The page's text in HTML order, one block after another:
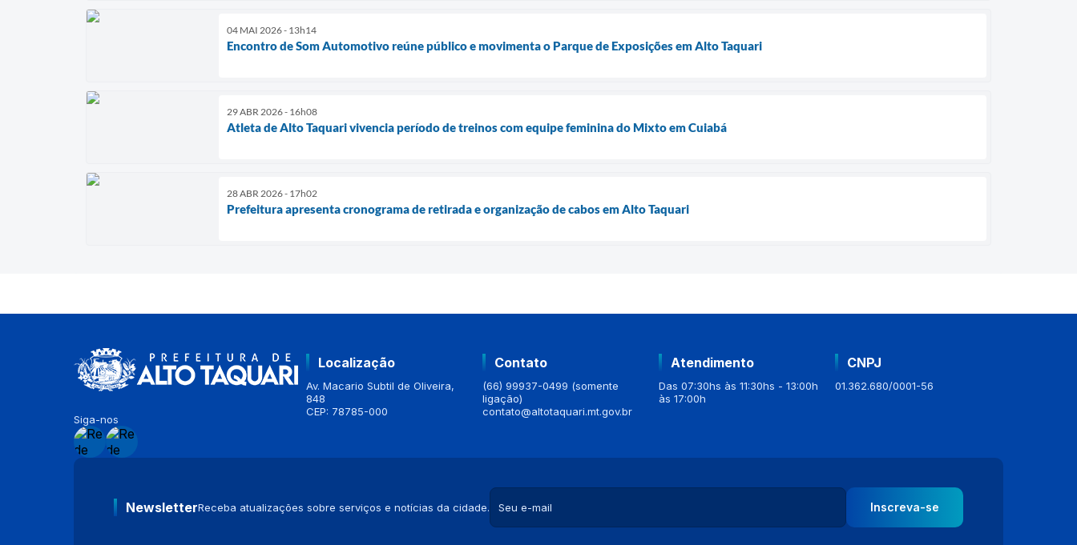
04 MAI 2026 - 13h14
Encontro de Som Automotivo reúne público e movimenta o Parque de Exposições em Alto Taquari
29 ABR 2026 - 16h08
Atleta de Alto Taquari vivencia período de treinos com equipe feminina do Mixto em Cuiabá
28 ABR 2026 - 17h02
Prefeitura apresenta cronograma de retirada e organização de cabos em Alto Taquari
Siga-nos
Localização
Av. Macario Subtil de Oliveira,
848
CEP: 78785-000
Contato
(66) 99937-0499 (somente
ligação)
contato@altotaquari.mt.gov.br
Atendimento
Das 07:30hs às 11:30hs - 13:00h
às 17:00h
CNPJ
01.362.680/0001-56
NewsletterReceba atualizações sobre serviços e notícias da cidade. Inscreva-se